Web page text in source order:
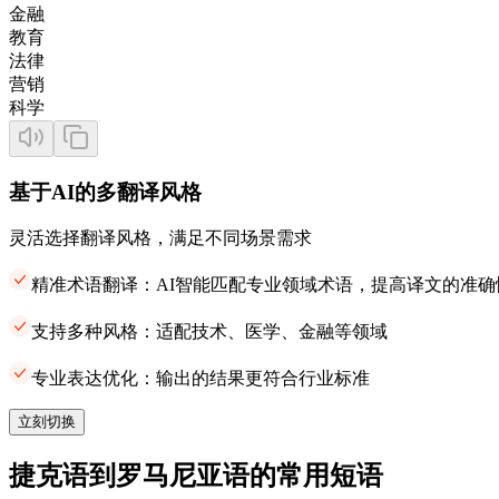
金融
教育
法律
营销
科学
基于AI的多翻译风格
灵活选择翻译风格，满足不同场景需求
精准术语翻译：AI智能匹配专业领域术语，提高译文的准
支持多种风格：适配技术、医学、金融等领域
专业表达优化：输出的结果更符合行业标准
立刻切换
捷克语到罗马尼亚语的常用短语